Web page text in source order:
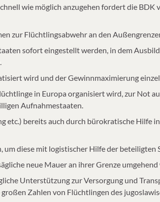
wie möglich anzugehen fordert die BDK
zur Flüchtlingsabwehr an den
sofort eingestellt werden, in dem
wird und der Gewinnmaximierung
in Europa organisiert wird, zur Not
Aufnahmestaaten.
etc.) bereits auch durch bürokratische Hilfe
diese mit logistischer Hilfe der beteiligten
neue Mauer an ihrer Grenze umgehend
Unterstützung zur Versorgung und
Zahlen von Flüchtlingen des